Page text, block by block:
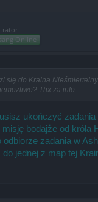
Online
się do Kraina
Thx za info.
ukończyć zadania
bodajże od króla
odbiorze zadania w
jednej z map tej